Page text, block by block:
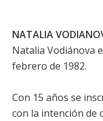
NATALIA
Natalia Vodiánova
febrero de 1982.
Con 15 años se
con la intención de